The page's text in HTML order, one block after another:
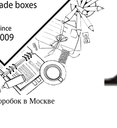
в Москве